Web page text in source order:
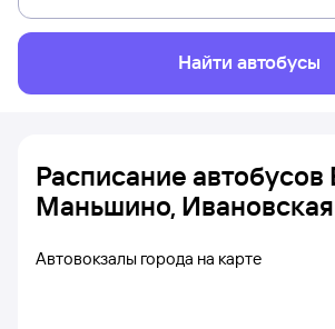
Найти автобусы
Расписание
Маньшино, Ивановская
Автовокзалы города на карте